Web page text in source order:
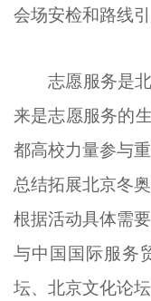
会场安检和路线引
志愿服务是
来是志愿服务的
都高校力量参与
总结拓展北京冬
根据活动具体需
与中国国际服务
坛、北京文化论